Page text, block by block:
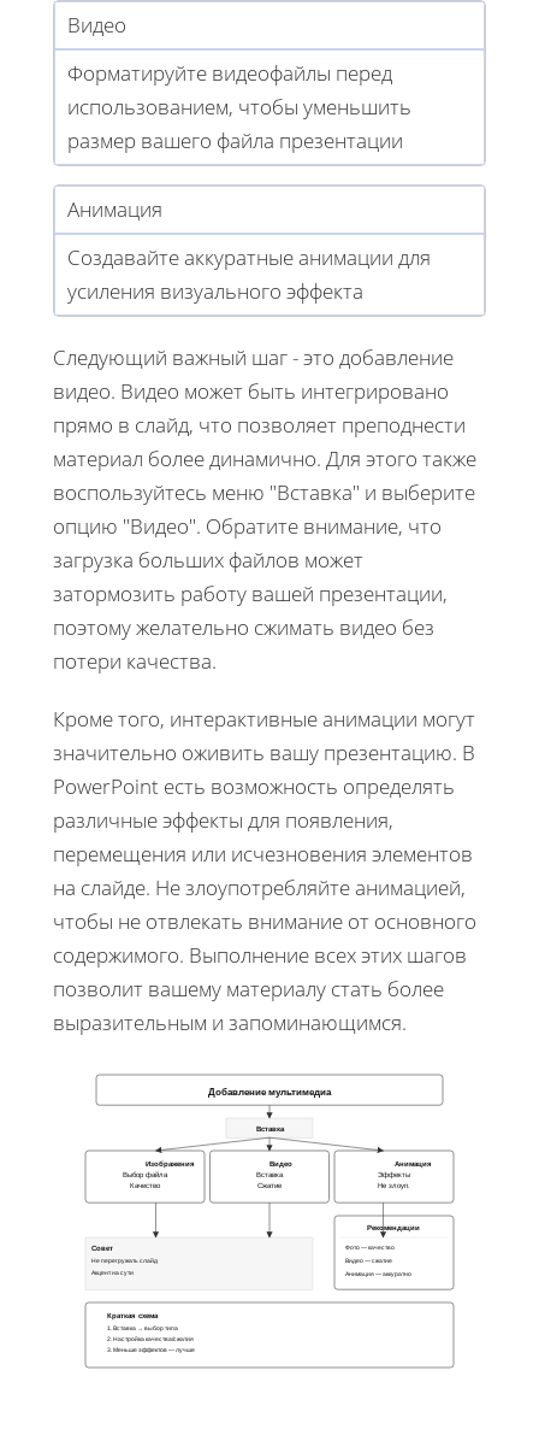
Видео
Форматируйте видеофайлы перед
использованием, чтобы уменьшить
размер вашего файла презентации
Анимация
Создавайте аккуратные анимации для
усиления визуального эффекта
Следующий важный шаг - это добавление
видео. Видео может быть интегрировано
прямо в слайд, что позволяет преподнести
материал более динамично. Для этого также
воспользуйтесь меню "Вставка" и выберите
опцию "Видео". Обратите внимание, что
загрузка больших файлов может
затормозить работу вашей презентации,
поэтому желательно сжимать видео без
потери качества.
Кроме того, интерактивные анимации могут
значительно оживить вашу презентацию. В
PowerPoint есть возможность определять
различные эффекты для появления,
перемещения или исчезновения элементов
на слайде. Не злоупотребляйте анимацией,
чтобы не отвлекать внимание от основного
содержимого. Выполнение всех этих шагов
позволит вашему материалу стать более
выразительным и запоминающимся.
Добавление мультимедиа
Вставка
Изображения
Выбор файла
Качество
Видео
Вставка
Сжатие
Анимация
Эффекты
Не злоуп.
Рекомендации
Фото — качество
Видео — сжатие
Анимация — аккуратно
Совет
Не перегружать слайд
Акцент на сути
Краткая схема
1. Вставка → выбор типа
2. Настройка качества/сжатия
3. Меньше эффектов — лучше